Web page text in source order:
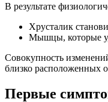
В результате
Хрусталик
Мышцы, которые
Совокупность
близко расположенных
Первые